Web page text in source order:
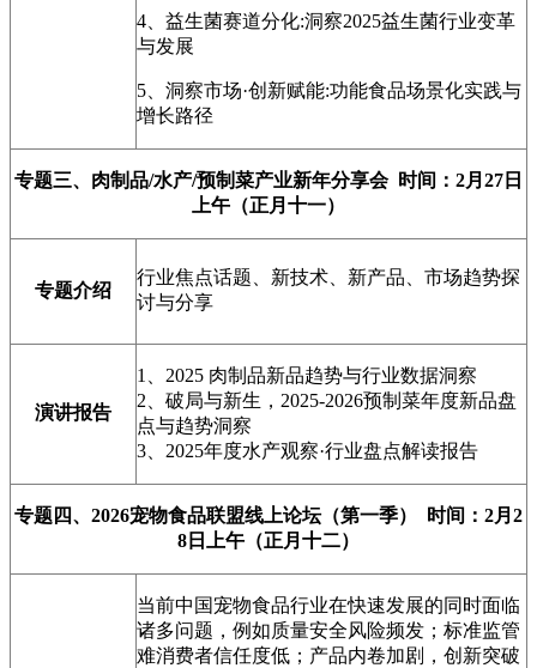
4、益生菌赛道分化:洞察2025益生菌行业变革
与发展
5、洞察市场·创新赋能:功能食品场景化实践与
增长路径
专题三、肉制品/水产/预制菜产业新年分享会 时间：2月27日
上午（正月十一）
专题介绍
行业焦点话题、新技术、新产品、市场趋势探
讨与分享
演讲报告
1、2025 肉制品新品趋势与行业数据洞察
2、破局与新生，2025-2026预制菜年度新品盘
点与趋势洞察
3、2025年度水产观察·行业盘点解读报告
专题四、2026宠物食品联盟线上论坛（第一季） 时间：2月2
8日上午（正月十二）
当前中国宠物食品行业在快速发展的同时面临
诸多问题，例如质量安全风险频发；标准监管
难消费者信任度低；产品内卷加剧，创新突破